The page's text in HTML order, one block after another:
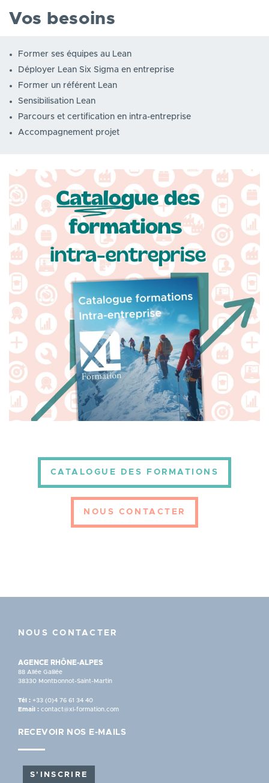
Vos besoins
Former ses équipes au Lean
Déployer Lean Six Sigma en entreprise
Former un référent Lean
Sensibilisation Lean
Parcours et certification en intra-entreprise
Accompagnement projet
CATALOGUE DES FORMATIONS
NOUS CONTACTER
NOUS CONTACTER
AGENCE RHÔNE-ALPES
88 Allée Galilée
38330 Montbonnot-Saint-Martin
Tél : +33 (0)4 76 61 34 40
Email : contact@xl-formation.com
RECEVOIR NOS E-MAILS
S'INSCRIRE